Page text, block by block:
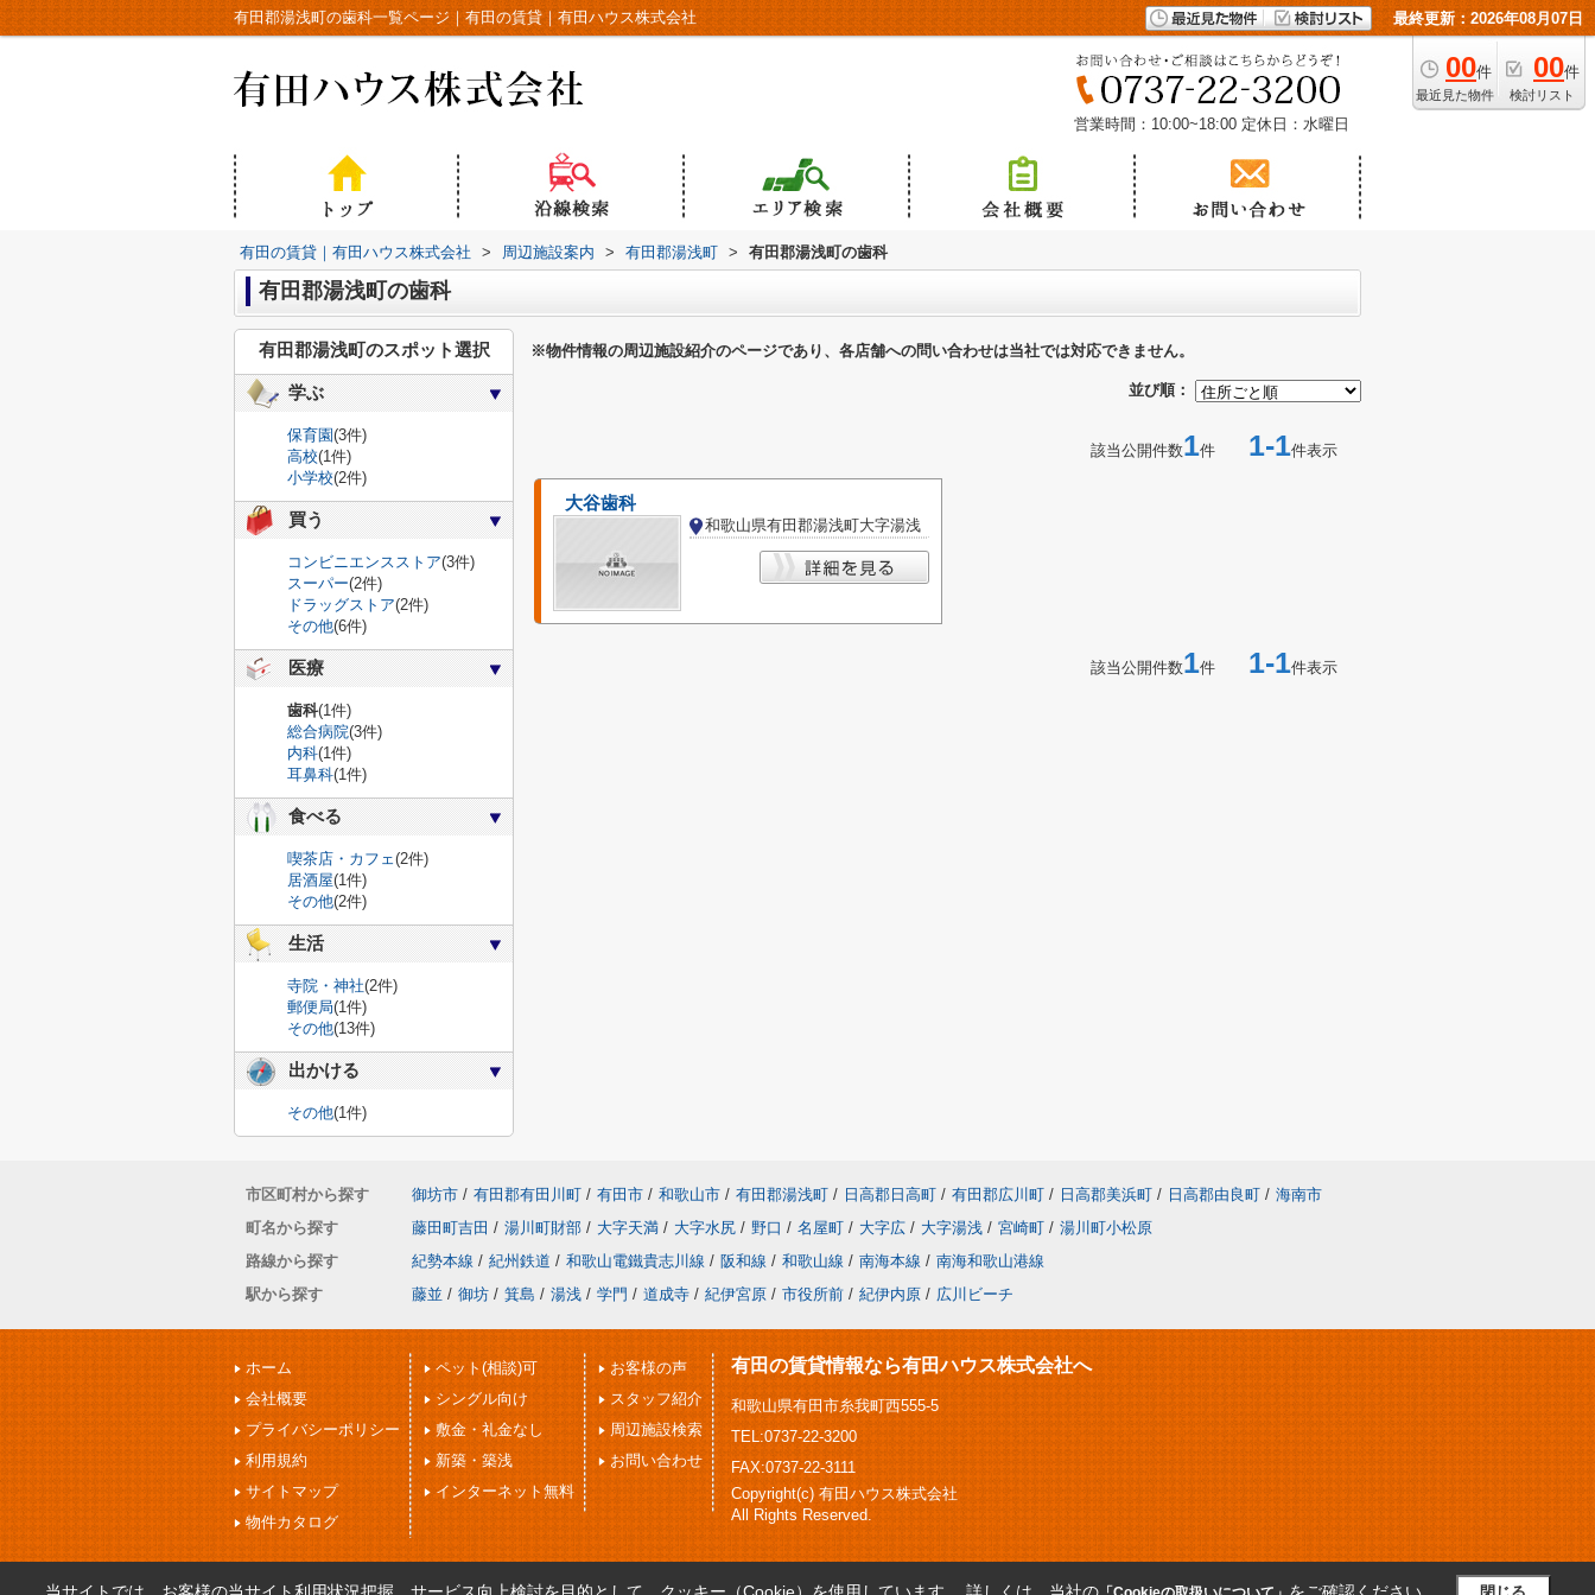
有田郡湯浅町の歯科一覧ページ｜有田の賃貸｜有田ハウス株式会社 最終更新：2026年08月07日
00件
最近見た物件
00件
検討リスト
営業時間：10:00~18:00 定休日：水曜日
有田の賃貸｜有田ハウス株式会社 > 周辺施設案内 > 有田郡湯浅町 > 有田郡湯浅町の歯科
有田郡湯浅町の歯科
※物件情報の周辺施設紹介のページであり、各店舗への問い合わせは当社では対応できません。
並び順：
該当公開件数1件 1-1件表示
大谷歯科
和歌山県有田郡湯浅町大字湯浅
該当公開件数1件 1-1件表示
有田郡湯浅町のスポット選択
学ぶ
保育園(3件)
高校(1件)
小学校(2件)
買う
コンビニエンスストア(3件)
スーパー(2件)
ドラッグストア(2件)
その他(6件)
医療
歯科(1件)
総合病院(3件)
内科(1件)
耳鼻科(1件)
食べる
喫茶店・カフェ(2件)
居酒屋(1件)
その他(2件)
生活
寺院・神社(2件)
郵便局(1件)
その他(13件)
出かける
その他(1件)
市区町村から探す 御坊市 / 有田郡有田川町 / 有田市 / 和歌山市 / 有田郡湯浅町 / 日高郡日高町 / 有田郡広川町 / 日高郡美浜町 / 日高郡由良町 / 海南市
町名から探す
藤田町吉田 / 湯川町財部 / 大字天満 / 大字水尻 / 野口 / 名屋町 / 大字広 / 大字湯浅 / 宮崎町 / 湯川町小松原
路線から探す
紀勢本線 / 紀州鉄道 / 和歌山電鐵貴志川線 / 阪和線 / 和歌山線 / 南海本線 / 南海和歌山港線
駅から探す
藤並 / 御坊 / 箕島 / 湯浅 / 学門 / 道成寺 / 紀伊宮原 / 市役所前 / 紀伊内原 / 広川ビーチ
ホーム
会社概要
プライバシーポリシー
利用規約
サイトマップ
物件カタログ
ペット(相談)可
シングル向け
敷金・礼金なし
新築・築浅
インターネット無料
お客様の声
スタッフ紹介
周辺施設検索
お問い合わせ
有田の賃貸情報なら有田ハウス株式会社へ
和歌山県有田市糸我町西555-5
TEL:0737-22-3200
FAX:0737-22-3111
Copyright(c) 有田ハウス株式会社
All Rights Reserved.
閉じる